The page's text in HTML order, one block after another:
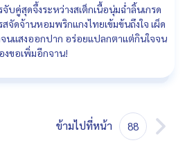
บคู่สุดจึ้งระหว่างสเต็กเนื้อนุ่มฉ่ำลิ้นเกรด
จัดจ้านหอมพริกแกงไทยเข้มข้นถึงใจ เผ็ด
นแสงออกปาก อร่อยแปลกตาแต่กินใจจน
งขอเพิ่มอีกจาน!
ข้ามไปที่หน้า